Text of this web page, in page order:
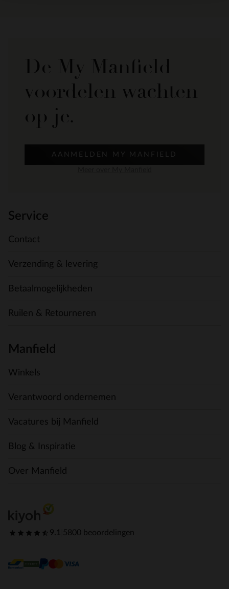
De My Manfield
voordelen wachten
op je.
AANMELDEN MY MANFIELD
Service
Contact
Verzending & levering
Betaalmogelijkheden
Ruilen & Retourneren
Manfield
Winkels
Verantwoord ondernemen
Vacatures bij Manfield
Blog & Inspiratie
Over Manfield
9.1 5800 beoordelingen